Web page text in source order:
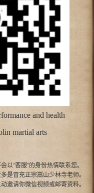
and health
martial arts
以“客服”的身份热情联系您。
是冒充正宗嵩山少林寺老师。
邀请你微信视频或邮寄资料。